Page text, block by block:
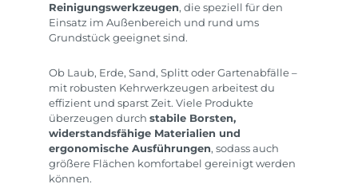
Reinigungswerkzeugen, die speziell für den
Einsatz im Außenbereich und rund ums
Grundstück geeignet sind.
Ob Laub, Erde, Sand, Splitt oder Gartenabfälle –
mit robusten Kehrwerkzeugen arbeitest du
effizient und sparst Zeit. Viele Produkte
überzeugen durch stabile Borsten,
widerstandsfähige Materialien und
ergonomische Ausführungen, sodass auch
größere Flächen komfortabel gereinigt werden
können.